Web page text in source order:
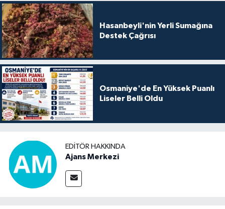
Hasanbeyli'nin Yerli Sumağına
Destek Çağrısı
Osmaniye'de En Yüksek Puanlı
Liseler Belli Oldu
EDITÖR HAKKINDA
Ajans Merkezi